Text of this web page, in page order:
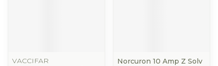
VACCIFAR
Norcuron 10 Amp Z Solv